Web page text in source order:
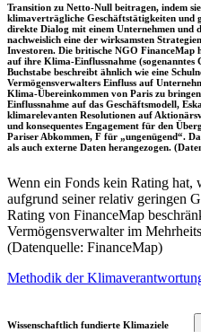
Transition zu Netto-Null beitragen, indem
klimaverträgliche Geschäftstätigkeiten und
direkte Dialog mit einem Unternehmen und
nachweislich eine der wirksamsten
Investoren. Die britische NGO
auf ihre Klima-Einflussnahme
Buchstabe beschreibt ähnlich wie eine
Vermögensverwalters Einfluss auf
Klima-Übereinkommen von Paris zu
Einflussnahme auf das Geschäftsmodell,
klimarelevanten Resolutionen auf
und konsequentes Engagement für den
Pariser Abkommen, F für „ungenügend“.
als auch externe Daten herangezogen.
Wenn ein Fonds kein Rating hat,
aufgrund seiner relativ geringen
Rating von FinanceMap
Vermögensverwalter im
(Datenquelle: FinanceMap)
Methodik der
Wissenschaftlich fundierte Klimaziele